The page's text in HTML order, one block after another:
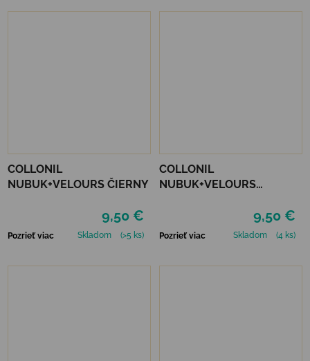
COLLONIL
NUBUK+VELOURS ČIERNY
9,50 €
Pozrieť viac Skladom (>5 ks)
COLLONIL
NUBUK+VELOURS
9,50 €
Pozrieť viac Skladom (4 ks)